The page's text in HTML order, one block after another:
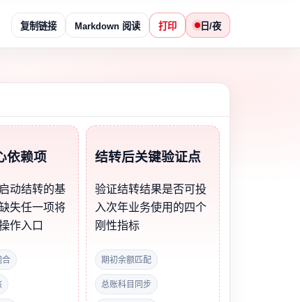
复制链接 Markdown 阅读 打印 日/夜
依赖项
动结转的基
失任一项将
作入口
合
结转后关键验证点
验证结转结果是否可投
入次年业务使用的四个
刚性指标
期初余额匹配
总账科目同步